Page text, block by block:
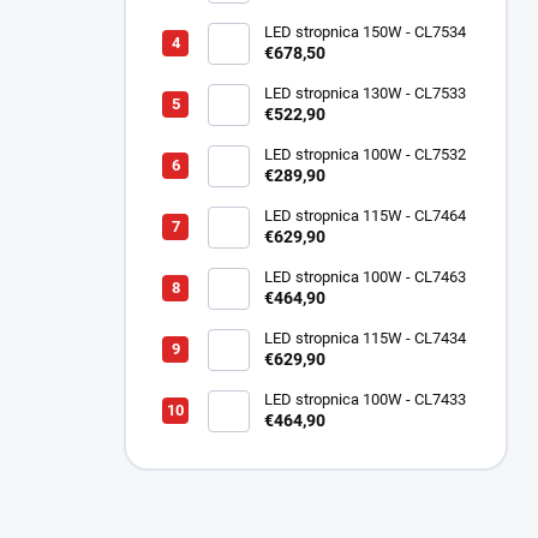
LED stropnica 150W - CL7534
€678,50
LED stropnica 130W - CL7533
€522,90
LED stropnica 100W - CL7532
€289,90
LED stropnica 115W - CL7464
€629,90
LED stropnica 100W - CL7463
€464,90
LED stropnica 115W - CL7434
€629,90
LED stropnica 100W - CL7433
€464,90